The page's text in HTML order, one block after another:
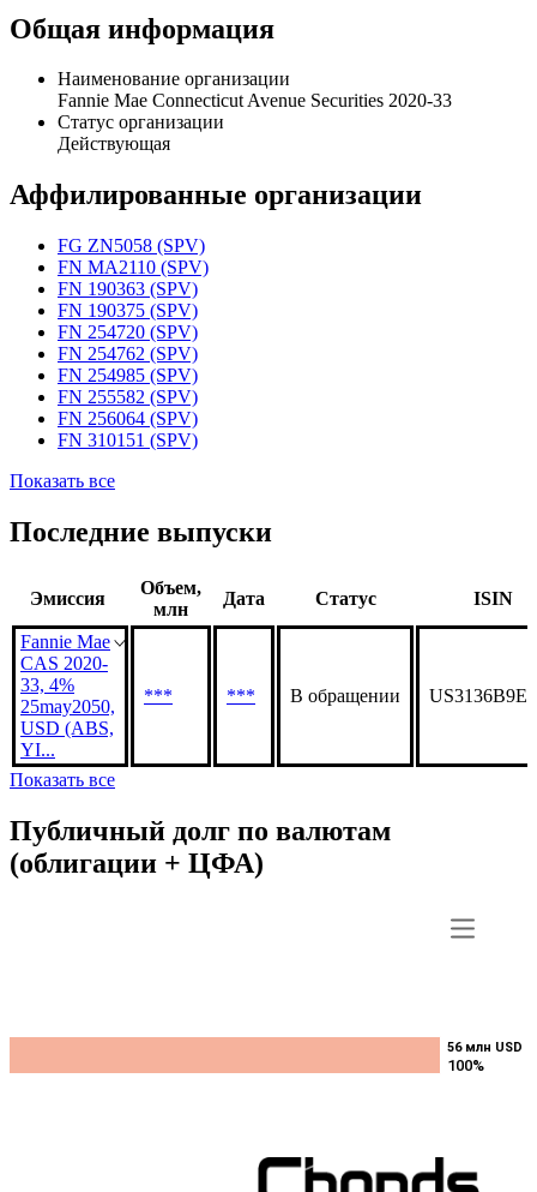
Общая информация
Наименование организации
Fannie Mae Connecticut Avenue Securities 2020-33
Статус организации
Действующая
Аффилированные организации
FG ZN5058 (SPV)
FN MA2110 (SPV)
FN 190363 (SPV)
FN 190375 (SPV)
FN 254720 (SPV)
FN 254762 (SPV)
FN 254985 (SPV)
FN 255582 (SPV)
FN 256064 (SPV)
FN 310151 (SPV)
Показать все
Последние выпуски
Эмиссия
Объем,
млн
Дата Статус ISIN
Fannie Mae
CAS 2020-
33, 4%
25may2050,
USD (ABS,
YI...
*** *** В обращении
Показать все
Публичный долг по валютам
(облигации + ЦФА)
56 млн USD
100%
56 млн USD
100%